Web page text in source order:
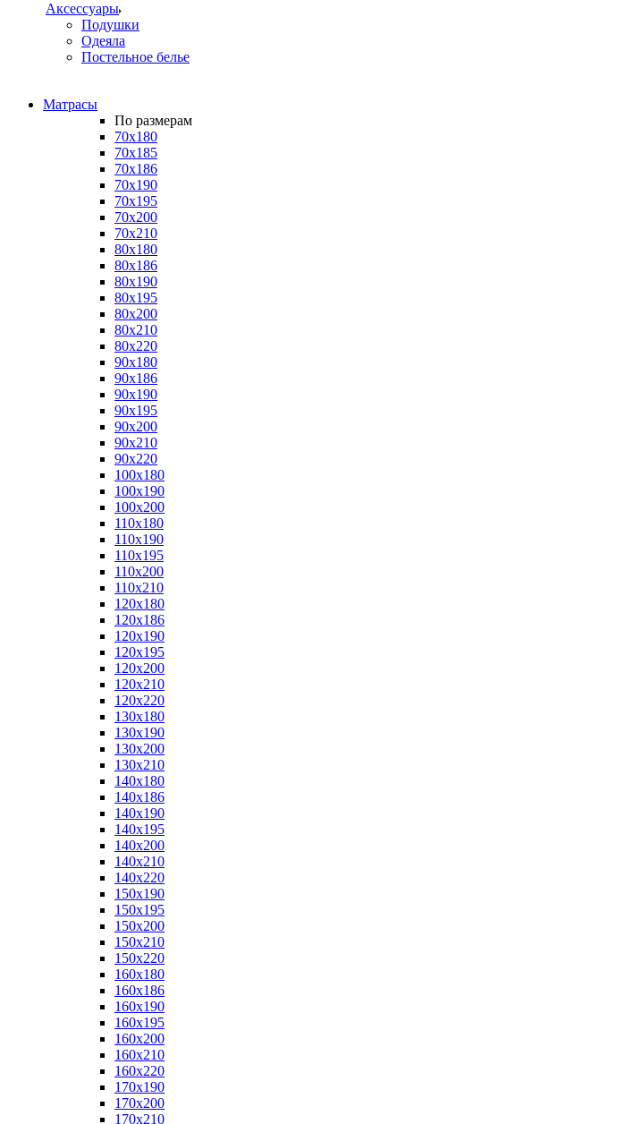
Аксессуары
Подушки
Одеяла
Постельное белье
Матрасы
По размерам
70x180
70x185
70x186
70x190
70x195
70x200
70x210
80x180
80x186
80x190
80x195
80x200
80x210
80x220
90x180
90x186
90x190
90x195
90x200
90x210
90x220
100x180
100x190
100x200
110x180
110x190
110x195
110x200
110x210
120x180
120x186
120x190
120x195
120x200
120x210
120x220
130x180
130x190
130x200
130x210
140x180
140x186
140x190
140x195
140x200
140x210
140x220
150x190
150x195
150x200
150x210
150x220
160x180
160x186
160x190
160x195
160x200
160x210
160x220
170x190
170x200
170x210